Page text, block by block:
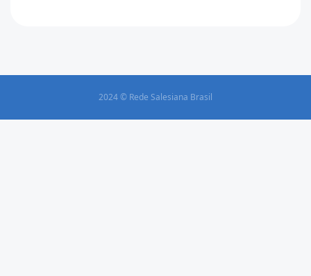
2024 © Rede Salesiana Brasil